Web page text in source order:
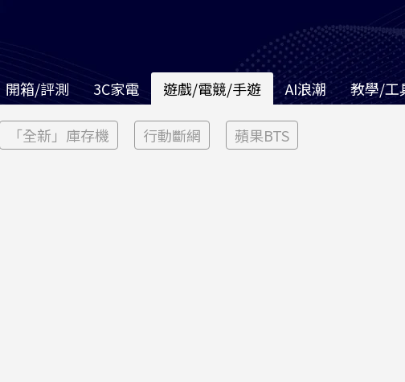
開箱/評測 3C家電 遊戲/電競/手遊 AI浪潮 教學/工
「全新」庫存機 行動斷網 蘋果BTS